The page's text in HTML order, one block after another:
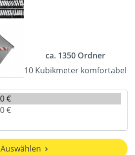
ca. 1350 Ordner
10 Kubikmeter komfortabel
Auswählen